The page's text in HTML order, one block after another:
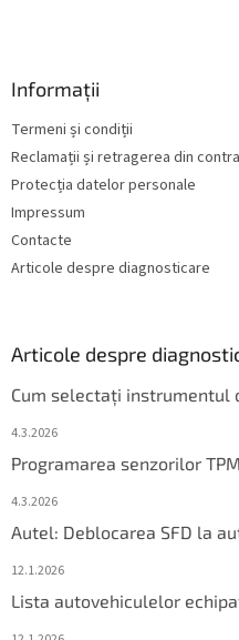
Informații
Termeni și condiții
Reclamații și retragerea din
Protecția datelor personale
Impressum
Contacte
Articole despre diagnosticare
Articole despre
Cum selectați instrumentul
4.3.2026
Programarea senzorilor
4.3.2026
Autel: Deblocarea SFD la
12.1.2026
Lista autovehiculelor